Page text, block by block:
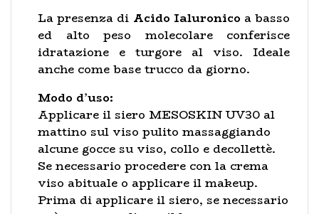
La presenza di Acido Ialuronico a basso
ed alto peso molecolare conferisce
idratazione e turgore al viso. Ideale
anche come base trucco da giorno.
Modo d’uso:
Applicare il siero MESOSKIN UV30 al
mattino sul viso pulito massaggiando
alcune gocce su viso, collo e decollettè.
Se necessario procedere con la crema
viso abituale o applicare il makeup.
Prima di applicare il siero, se necessario